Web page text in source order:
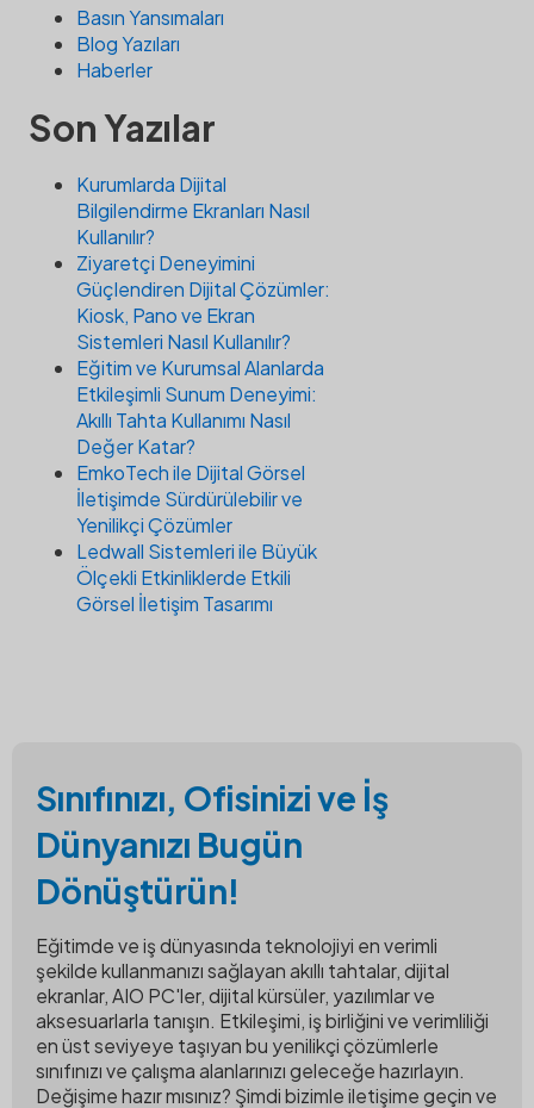
Basın Yansımaları
Blog Yazıları
Haberler
Son Yazılar
Kurumlarda Dijital
Bilgilendirme Ekranları Nasıl
Kullanılır?
Ziyaretçi Deneyimini
Güçlendiren Dijital Çözümler:
Kiosk, Pano ve Ekran
Sistemleri Nasıl Kullanılır?
Eğitim ve Kurumsal Alanlarda
Etkileşimli Sunum Deneyimi:
Akıllı Tahta Kullanımı Nasıl
Değer Katar?
EmkoTech ile Dijital Görsel
İletişimde Sürdürülebilir ve
Yenilikçi Çözümler
Ledwall Sistemleri ile Büyük
Ölçekli Etkinliklerde Etkili
Görsel İletişim Tasarımı
Sınıfınızı, Ofisinizi ve İş
Dünyanızı Bugün
Dönüştürün!
Eğitimde ve iş dünyasında teknolojiyi en verimli
şekilde kullanmanızı sağlayan akıllı tahtalar, dijital
ekranlar, AIO PC'ler, dijital kürsüler, yazılımlar ve
aksesuarlarla tanışın. Etkileşimi, iş birliğini ve verimliliği
en üst seviyeye taşıyan bu yenilikçi çözümlerle
sınıfınızı ve çalışma alanlarınızı geleceğe hazırlayın.
Değişime hazır mısınız? Şimdi bizimle iletişime geçin ve